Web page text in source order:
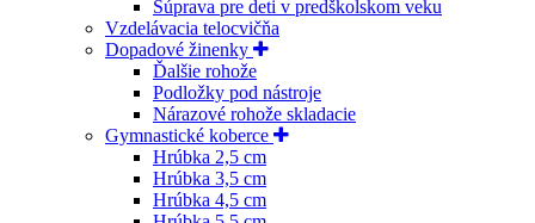
Súprava pre deti v predškolskom veku
Vzdelávacia telocvičňa
Dopadové žinenky
Ďalšie rohože
Podložky pod nástroje
Nárazové rohože skladacie
Gymnastické koberce
Hrúbka 2,5 cm
Hrúbka 3,5 cm
Hrúbka 4,5 cm